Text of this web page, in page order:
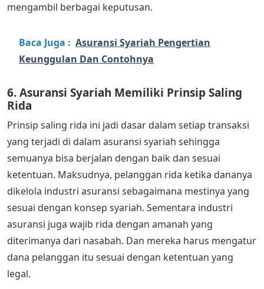
mengambil berbagai keputusan.
Baca Juga : Asuransi Syariah Pengertian
Keunggulan Dan Contohnya
6. Asuransi Syariah Memiliki Prinsip Saling
Rida
Prinsip saling rida ini jadi dasar dalam setiap transaksi
yang terjadi di dalam asuransi syariah sehingga
semuanya bisa berjalan dengan baik dan sesuai
ketentuan. Maksudnya, pelanggan rida ketika dananya
dikelola industri asuransi sebagaimana mestinya yang
sesuai dengan konsep syariah. Sementara industri
asuransi juga wajib rida dengan amanah yang
diterimanya dari nasabah. Dan mereka harus mengatur
dana pelanggan itu sesuai dengan ketentuan yang
legal.